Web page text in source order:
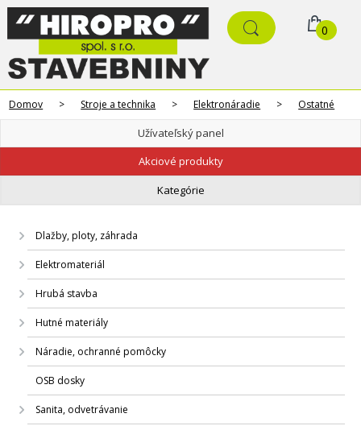
0
Domov > Stroje a technika > Elektronáradie > Ostatné
Užívateľský panel
Akciové produkty
Kategórie
Dlažby, ploty, záhrada
Elektromateriál
Hrubá stavba
Hutné materiály
Náradie, ochranné pomôcky
OSB dosky
Sanita, odvetrávanie